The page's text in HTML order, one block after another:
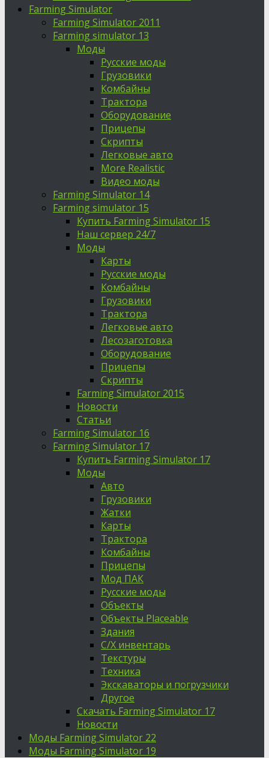
Farming Simulator
Farming Simulator 2011
Farming simulator 13
Моды
Русские моды
Грузовики
Комбайны
Трактора
Оборудование
Прицепы
Скрипты
Легковые авто
More Realistic
Видео моды
Farming Simulator 14
Farming simulator 15
Купить Farming Simulator 15
Наш сервер 24/7
Моды
Карты
Русские моды
Комбайны
Грузовики
Трактора
Легковые авто
Лесозаготовка
Оборудование
Прицепы
Скрипты
Farming Simulator 2015
Новости
Статьи
Farming Simulator 16
Farming Simulator 17
Купить Farming Simulator 17
Моды
Авто
Грузовики
Жатки
Карты
Трактора
Комбайны
Прицепы
Мод ПАК
Русские моды
Объекты
Объекты Placeable
Здания
С/Х инвентарь
Текстуры
Техника
Экскаваторы и погрузчики
Другое
Скачать Farming Simulator 17
Новости
Моды Farming Simulator 22
Моды Farming Simulator 19